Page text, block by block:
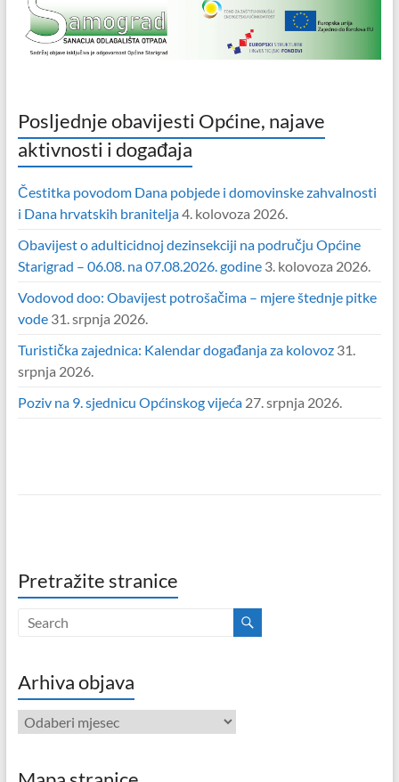
Posljednje obavijesti Općine, najave
aktivnosti i događaja
Čestitka povodom Dana pobjede i domovinske zahvalnosti
i Dana hrvatskih branitelja4. kolovoza 2026.
Obavijest o adulticidnoj dezinsekciji na području Općine
Starigrad – 06.08. na 07.08.2026. godine 3. kolovoza 2026.
Vodovod doo: Obavijest potrošačima – mjere štednje pitke
vode 31. srpnja 2026.
Turistička zajednica: Kalendar događanja za kolovoz 31.
srpnja 2026.
Poziv na 9. sjednicu Općinskog vijeća 27. srpnja 2026.
Pretražite stranice
Arhiva objava
Arhiva
objava